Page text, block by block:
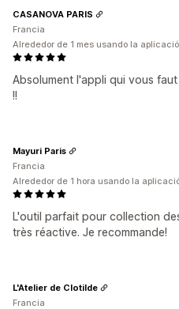
Absolument l'appli qui vous
!!
CASANOVA PARIS
Francia
Alrededor de 1 mes usando la
L'outil parfait pour collection
très réactive. Je recommande!
Mayuri Paris
Francia
Alrededor de 1 hora usando la
L'Atelier de Clotilde
Francia